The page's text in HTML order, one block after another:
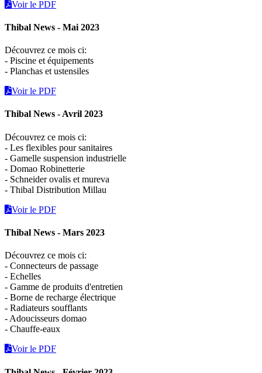
Voir le PDF
Thibal News - Mai 2023
Découvrez ce mois ci:
- Piscine et équipements
- Planchas et ustensiles
Voir le PDF
Thibal News - Avril 2023
Découvrez ce mois ci:
- Les flexibles pour sanitaires
- Gamelle suspension industrielle
- Domao Robinetterie
- Schneider ovalis et mureva
- Thibal Distribution Millau
Voir le PDF
Thibal News - Mars 2023
Découvrez ce mois ci:
- Connecteurs de passage
- Echelles
- Gamme de produits d'entretien
- Borne de recharge électrique
- Radiateurs soufflants
- Adoucisseurs domao
- Chauffe-eaux
Voir le PDF